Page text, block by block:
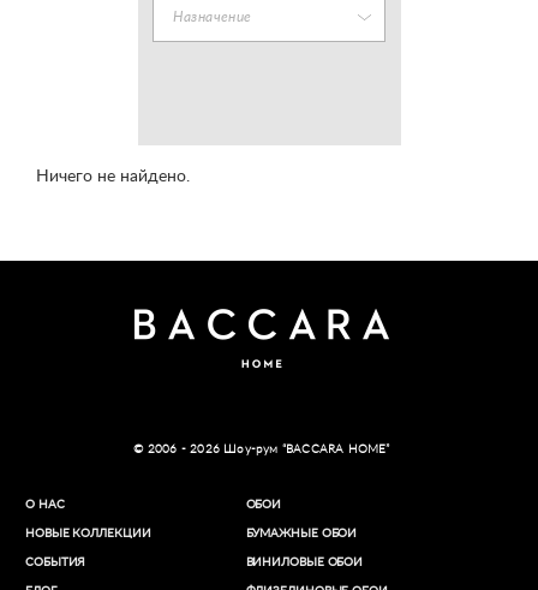
Назначение
Ничего не найдено.
© 2006 - 2026 Шоу-рум “BACCARA HOME”
О НАС
НОВЫЕ КОЛЛЕКЦИИ
СОБЫТИЯ
ОБОИ
БУМАЖНЫЕ ОБОИ
ВИНИЛОВЫЕ ОБОИ​